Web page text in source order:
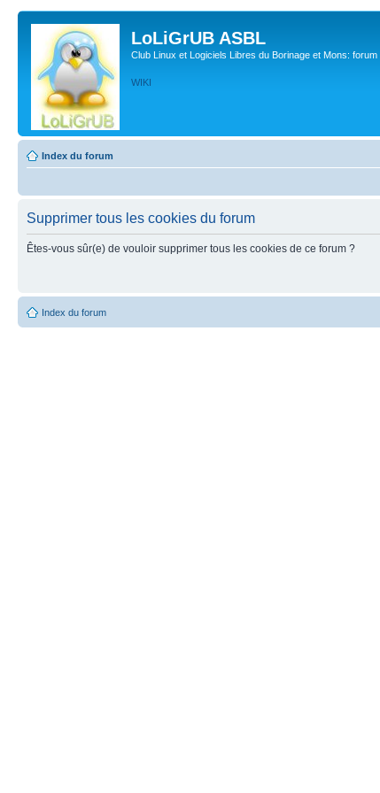
LoLiGrUB ASBL
Club Linux et Logiciels Libres du Borinage et Mons: forum
WIKI
Index du forum
Supprimer tous les cookies du forum
Êtes-vous sûr(e) de vouloir supprimer tous les cookies de ce forum ?
Index du forum